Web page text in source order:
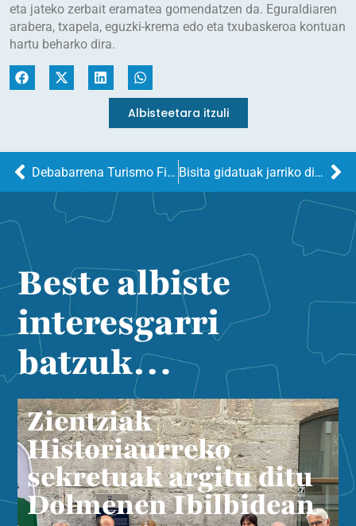
eta jateko zerbait eramatea gomendatzen da. Eguraldiaren
arabera, txapela, eguzki-krema edo eta txubaskeroa kontuan
hartu beharko dira.
Albisteetara itzuli
Debabarrena Turismo Fitur azokan da beste urte batez Bisita gidatuak jarriko dira martxan Eibarko historia eta erkarpen turistikoa balioan jartzeko
Beste albiste
interesgarri
batzuk…
Zientziak
Historiaurreko
sekretuak argitu ditu
Dolmenen Ibilbidean